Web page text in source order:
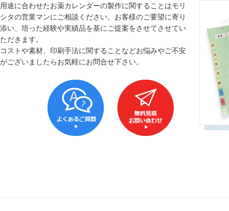
用途に合わせたお薬カレンダーの製作に関することはモリ
シタの営業マンにご相談ください。お客様のご要望に寄り
添い、培った経験や実績品を基にご提案をさせてさせてい
ただきます。
コストや素材、印刷手法に関することなどお悩みやご不安
がございましたらお気軽にお問合せ下さい。